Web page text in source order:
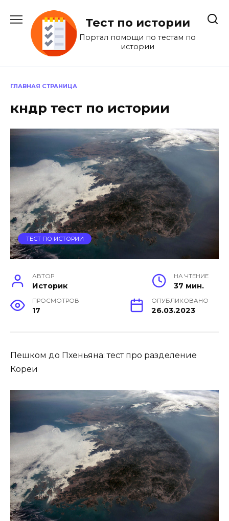
содержанию
Тест по истории
Портал помощи по тестам по
истории
ГЛАВНАЯ СТРАНИЦА
кндр тест по истории
ТЕСТ ПО ИСТОРИИ
АВТОР
Историк
НА ЧТЕНИЕ
37 мин.
ПРОСМОТРОВ
17
ОПУБЛИКОВАНО
26.03.2023
Пешком до Пхеньяна: тест про разделение
Кореи